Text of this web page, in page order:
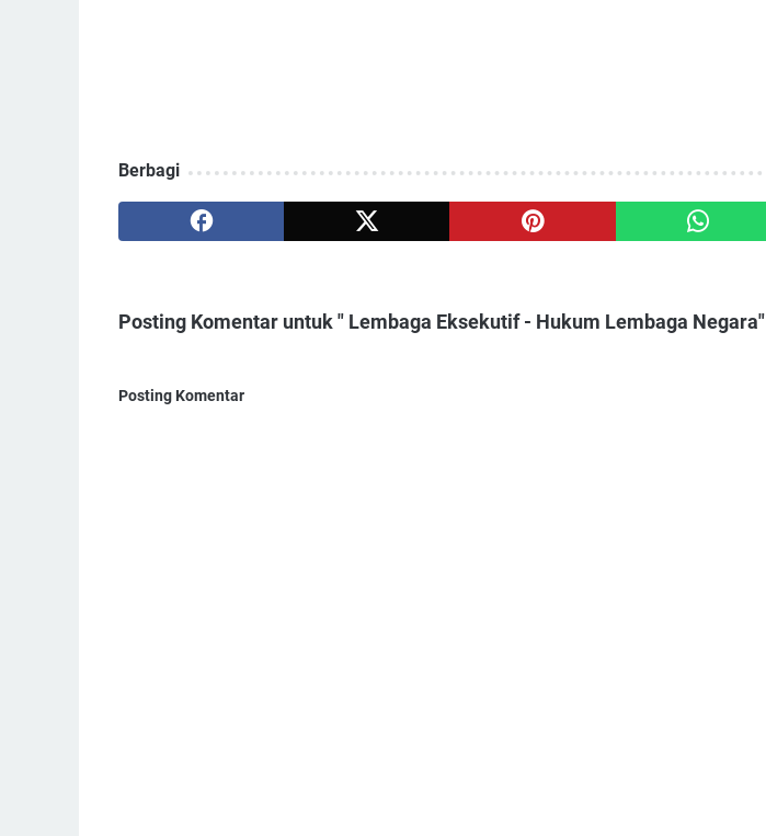
Berbagi
Posting Komentar untuk " Lembaga Eksekutif - Hukum Lembaga Negara"
Posting Komentar